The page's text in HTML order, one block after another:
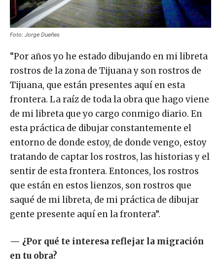
Foto: Jorge Dueñes
“Por años yo he estado dibujando en mi libreta
rostros de la zona de Tijuana y son rostros de
Tijuana, que están presentes aquí en esta
frontera. La raíz de toda la obra que hago viene
de mi libreta que yo cargo conmigo diario. En
esta práctica de dibujar constantemente el
entorno de donde estoy, de donde vengo, estoy
tratando de captar los rostros, las historias y el
sentir de esta frontera. Entonces, los rostros
que están en estos lienzos, son rostros que
saqué de mi libreta, de mi práctica de dibujar
gente presente aquí en la frontera”.
— ¿Por qué te interesa reflejar la migración
en tu obra?